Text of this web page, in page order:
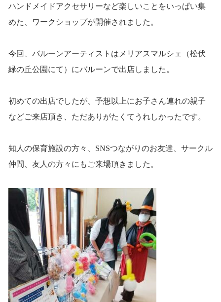
ハンドメイドアクセサリーなど楽しいことをいっぱい集
めた、ワークショップが開催されました。
今回、バルーンアーティストはメリアスマルシェ（松伏
緑の丘公園にて）にバルーンで出店しました。
初めての出店でしたが、予想以上にお子さん連れの親子
などご来店頂き、ただありがたくてうれしかったです。
知人の保育施設の方々、SNSつながりのお友達、サークル
仲間、友人の方々にもご来場頂きました。